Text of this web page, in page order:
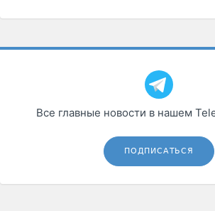
Все главные новости в нашем
ПОДПИСАТЬСЯ